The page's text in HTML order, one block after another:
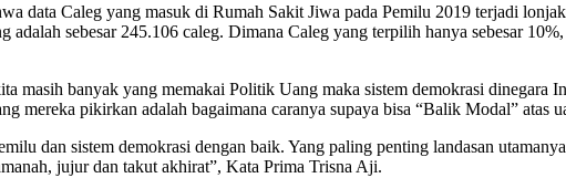
data Caleg yang masuk di Rumah Sakit Jiwa pada Pemilu 2019 terjadi
sebesar 245.106 caleg. Dimana Caleg yang terpilih hanya sebesar
masih banyak yang memakai Politik Uang maka sistem demokrasi dinegara
mereka pikirkan adalah bagaimana caranya supaya bisa “Balik Modal” atas
dan sistem demokrasi dengan baik. Yang paling penting landasan
jujur dan takut akhirat”, Kata Prima Trisna Aji.